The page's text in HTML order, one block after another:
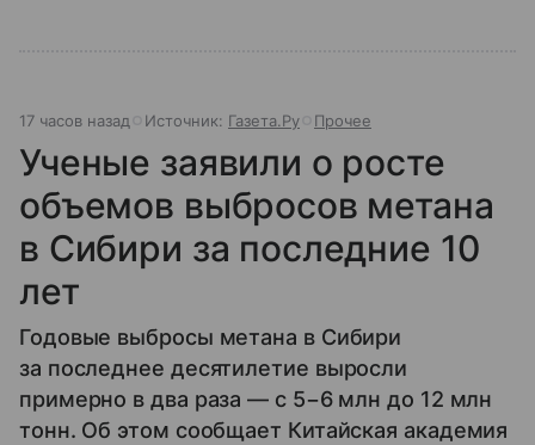
17 часов назад Источник: Газета.Ру Прочее
Ученые заявили о росте
объемов выбросов метана
в Сибири за последние 10
лет
Годовые выбросы метана в Сибири
за последнее десятилетие выросли
примерно в два раза — с 5−6 млн до 12 млн
тонн. Об этом сообщает Китайская академия